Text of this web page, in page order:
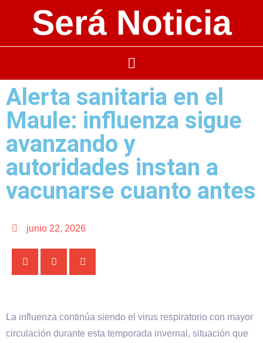
Será Noticia
Alerta sanitaria en el
Maule: influenza sigue
avanzando y
autoridades instan a
vacunarse cuanto antes
junio 22, 2026
La influenza continúa siendo el virus respiratorio con mayor
circulación durante esta temporada invernal, situación que